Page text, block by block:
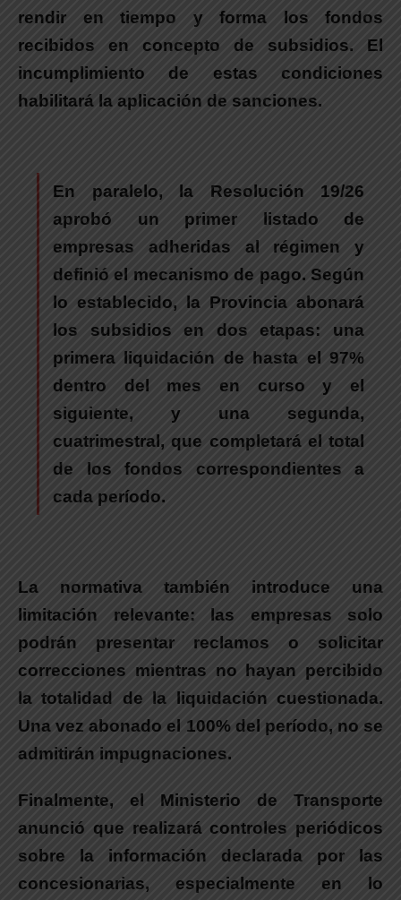
rendir en tiempo y forma los fondos
recibidos en concepto de subsidios. El
incumplimiento de estas condiciones
habilitará la aplicación de sanciones.
En paralelo, la Resolución 19/26
aprobó un primer listado de
empresas adheridas al régimen y
definió el mecanismo de pago. Según
lo establecido, la Provincia abonará
los subsidios en dos etapas: una
primera liquidación de hasta el 97%
dentro del mes en curso y el
siguiente, y una segunda,
cuatrimestral, que completará el total
de los fondos correspondientes a
cada período.
La normativa también introduce una
limitación relevante: las empresas solo
podrán presentar reclamos o solicitar
correcciones mientras no hayan percibido
la totalidad de la liquidación cuestionada.
Una vez abonado el 100% del período, no se
admitirán impugnaciones.
Finalmente, el Ministerio de Transporte
anunció que realizará controles periódicos
sobre la información declarada por las
concesionarias, especialmente en lo